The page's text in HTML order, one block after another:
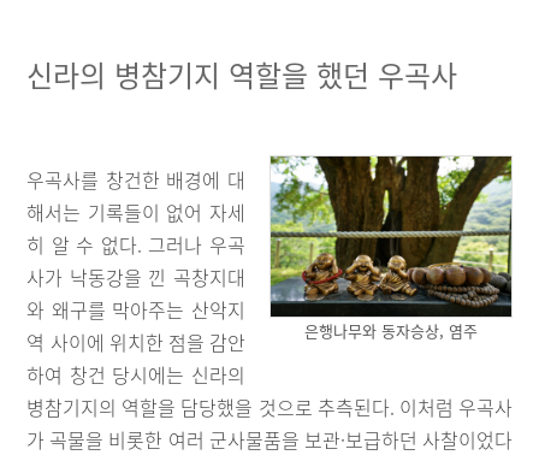
신라의 병참기지 역할을 했던 우곡사
은행나무와 동자승상, 염주
우곡사를 창건한 배경에 대
해서는 기록들이 없어 자세
히 알 수 없다. 그러나 우곡
사가 낙동강을 낀 곡창지대
와 왜구를 막아주는 산악지
역 사이에 위치한 점을 감안
하여 창건 당시에는 신라의
병참기지의 역할을 담당했을 것으로 추측된다. 이처럼 우곡사
가 곡물을 비롯한 여러 군사물품을 보관·보급하던 사찰이었다